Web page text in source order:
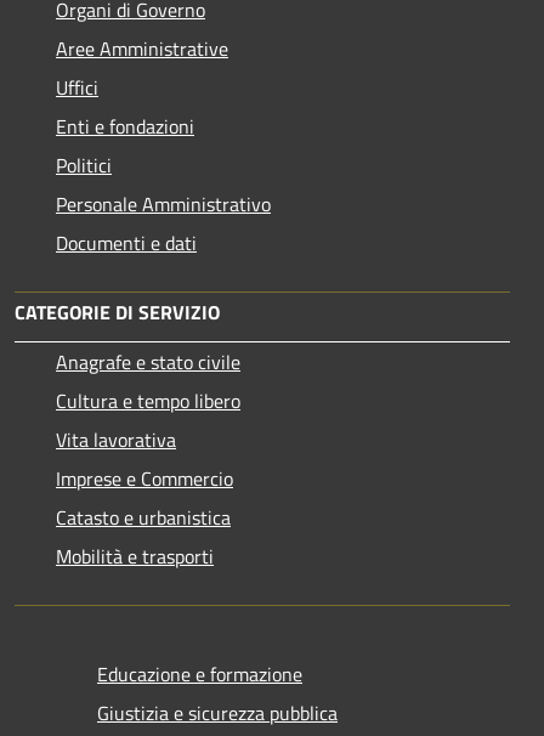
Organi di Governo
Aree Amministrative
Uffici
Enti e fondazioni
Politici
Personale Amministrativo
Documenti e dati
CATEGORIE DI SERVIZIO
Anagrafe e stato civile
Cultura e tempo libero
Vita lavorativa
Imprese e Commercio
Catasto e urbanistica
Mobilità e trasporti
Educazione e formazione
Giustizia e sicurezza pubblica